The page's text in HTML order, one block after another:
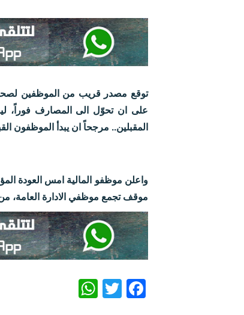
توقع مصدر قريب من الموظفين
على ان تحوّل الى المصارف فوراً،
المقبلين.. مرجحاً ان يبدأ الموظفون
واعلن موظفو المالية امس العودة
موقف تجمع موظفي الادارة العامة،
Facebook
Twitter